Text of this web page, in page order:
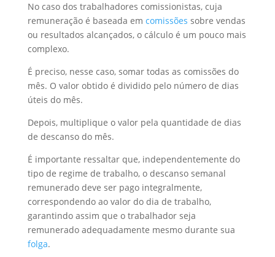
No caso dos trabalhadores comissionistas, cuja
remuneração é baseada em comissões sobre vendas
ou resultados alcançados, o cálculo é um pouco mais
complexo.
É preciso, nesse caso, somar todas as comissões do
mês. O valor obtido é dividido pelo número de dias
úteis do mês.
Depois, multiplique o valor pela quantidade de dias
de descanso do mês.
É importante ressaltar que, independentemente do
tipo de regime de trabalho, o descanso semanal
remunerado deve ser pago integralmente,
correspondendo ao valor do dia de trabalho,
garantindo assim que o trabalhador seja
remunerado adequadamente mesmo durante sua
folga.